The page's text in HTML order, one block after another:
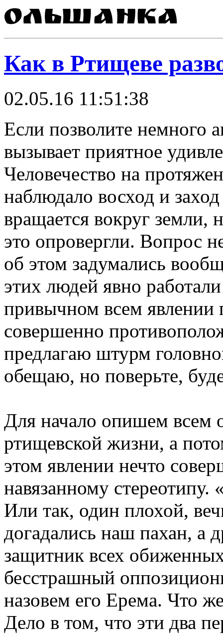
Как в Ртищеве
02.05.16 11:51:38
Если позволите немного
вызывает приятное
Человечество на
наблюдало восход и
вращается вокруг земли,
это опровергли. Вопрос
об этом задумались
этих людей явно
привычном всем явлении
совершенно
предлагаю штурм
обещаю, но поверьте,
Для начало опишем всем
ртищевской жизни, а
этом явлении нечто
навязанному
Или так, один плохой,
догадались наш пахан, а
защитник всех
бесстрашный
назовем его Ерема. Что
Дело в том, что эти два